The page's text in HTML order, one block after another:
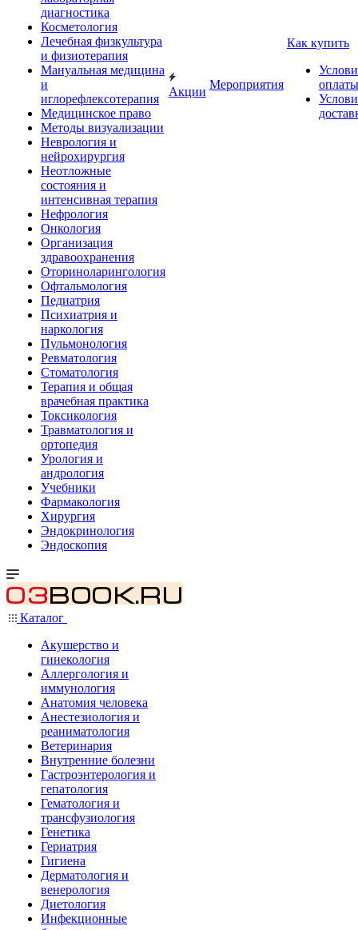
диагностика
Косметология
Лечебная физкультура
и физиотерапия
Мануальная медицина
и
иглорефлексотерапия
Медицинское право
Методы визуализации
Неврология и
нейрохирургия
Неотложные
состояния и
интенсивная терапия
Нефрология
Онкология
Организация
здравоохранения
Оториноларингология
Офтальмология
Педиатрия
Психиатрия и
наркология
Пульмонология
Ревматология
Стоматология
Терапия и общая
врачебная практика
Токсикология
Травматология и
ортопедия
Урология и
андрология
Учебники
Фармакология
Хирургия
Эндокринология
Эндоскопия
Акции
Мероприятия
Как купить
оплаты
Каталог
Акушерство и
гинекология
Аллергология и
иммунология
Анатомия человека
Анестезиология и
реаниматология
Ветеринария
Внутренние болезни
Гастроэнтерология и
гепатология
Гематология и
трансфузиология
Генетика
Гериатрия
Гигиена
Дерматология и
венерология
Диетология
Инфекционные